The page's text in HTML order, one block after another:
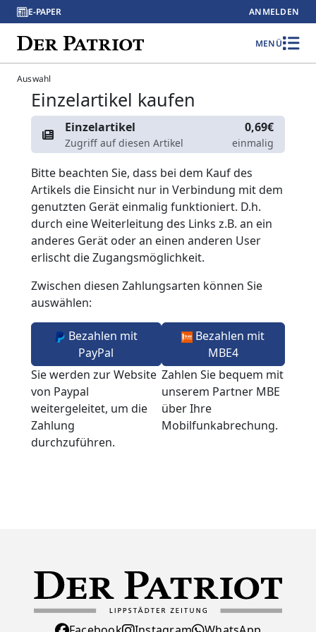
E-PAPER ANMELDEN
MENÜ
Auswahl
Einzelartikel kaufen
Einzelartikel
Zugriff auf diesen Artikel
0,69€
einmalig
Bitte beachten Sie, dass bei dem Kauf des
Artikels die Einsicht nur in Verbindung mit dem
genutzten Gerät einmalig funktioniert. D.h.
durch eine Weiterleitung des Links z.B. an ein
anderes Gerät oder an einen anderen User
erlischt die Zugangsmöglichkeit.
Zwischen diesen Zahlungsarten können Sie
auswählen:
Bezahlen mit
PayPal
Sie werden zur Website
von Paypal
weitergeleitet, um die
Zahlung
durchzuführen.
Bezahlen mit
MBE4
Zahlen Sie bequem mit
unserem Partner MBE
über Ihre
Mobilfunkabrechung.